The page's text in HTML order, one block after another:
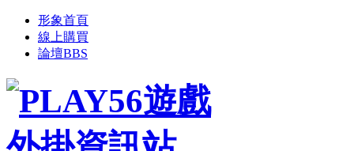
形象首頁
線上購買
論壇BBS